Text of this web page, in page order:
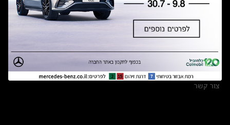
מצאו אותנו
אולמות תצוגה
מרכזי שירות
צור קשר